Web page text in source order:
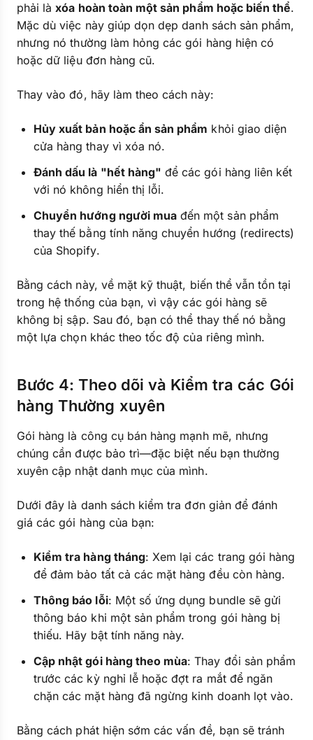
phải làxóa hoàn toàn một sản phẩm hoặc biến thể.
Mặc dù việc này giúp dọn dẹp danh sách sản phẩm,
nhưng nó thường làm hỏng các gói hàng hiện có
hoặc dữ liệu đơn hàng cũ.
Thay vào đó, hãy làm theo cách này:
Hủy xuất bản hoặc ẩn sản phẩm khỏi giao diện
cửa hàng thay vì xóa nó.
Đánh dấu là "hết hàng" để các gói hàng liên kết
với nó không hiển thị lỗi.
Chuyển hướng người mua đến một sản phẩm
thay thế bằng tính năng chuyển hướng (redirects)
của Shopify.
Bằng cách này, về mặt kỹ thuật, biến thể vẫn tồn tại
trong hệ thống của bạn, vì vậy các gói hàng sẽ
không bị sập. Sau đó, bạn có thể thay thế nó bằng
một lựa chọn khác theo tốc độ của riêng mình.
Bước 4: Theo dõi và Kiểm tra các Gói
hàng Thường xuyên
Gói hàng là công cụ bán hàng mạnh mẽ, nhưng
chúng cần được bảo trì—đặc biệt nếu bạn thường
xuyên cập nhật danh mục của mình.
Dưới đây là danh sách kiểm tra đơn giản để đánh
giá các gói hàng của bạn:
Kiểm tra hàng tháng: Xem lại các trang gói hàng
để đảm bảo tất cả các mặt hàng đều còn hàng.
Thông báo lỗi: Một số ứng dụng bundle sẽ gửi
thông báo khi một sản phẩm trong gói hàng bị
thiếu. Hãy bật tính năng này.
Cập nhật gói hàng theo mùa: Thay đổi sản phẩm
trước các kỳ nghỉ lễ hoặc đợt ra mắt để ngăn
chặn các mặt hàng đã ngừng kinh doanh lọt vào.
Bằng cách phát hiện sớm các vấn đề, bạn sẽ tránh